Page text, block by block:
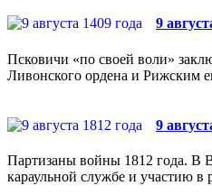
9
Псковичи «по своей воли»
Ливонского ордена и Рижским
9
Партизаны войны 1812 года. В
караульной службе и участию в